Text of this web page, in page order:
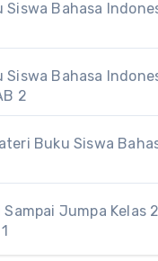
Bahasa
Bahasa
2
Buku Siswa
Jumpa Kelas